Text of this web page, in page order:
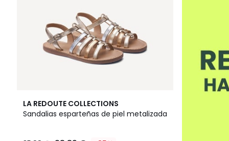
LA REDOUTE COLLECTIONS
Sandalias esparteñas de piel metalizada
1
/